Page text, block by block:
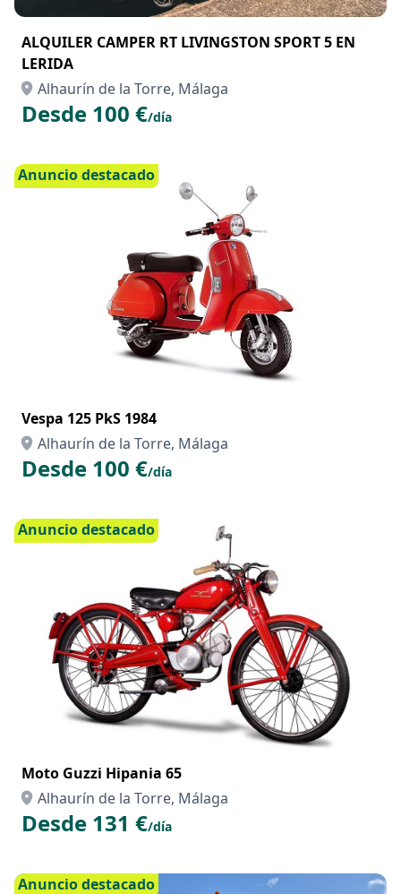
ALQUILER CAMPER RT LIVINGSTON SPORT 5 EN
LERIDA
Alhaurín de la Torre, Málaga
Desde 100 €/día
Anuncio destacado
Vespa 125 PkS 1984
Alhaurín de la Torre, Málaga
Desde 100 €/día
Anuncio destacado
Moto Guzzi Hipania 65
Alhaurín de la Torre, Málaga
Desde 131 €/día
Anuncio destacado